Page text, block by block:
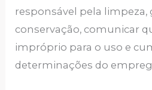
responsável pela limpeza,
conservação, comunicar
impróprio para o uso e
determinações do